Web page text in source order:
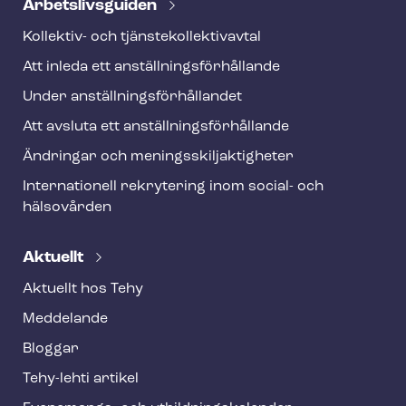
Ar­bets­livs­gui­den
Kollektiv- och tjäns­te­kol­lek­tivav­tal
Att inleda ett an­ställ­nings­för­hål­lan­de
Under an­ställ­nings­för­hål­lan­det
Att avsluta ett an­ställ­nings­för­hål­lan­de
Ändringar och me­nings­skilj­ak­tig­he­ter
Internationell rekrytering inom social- och
hälsovården
Aktuellt
Aktuellt hos Tehy
Meddelande
Bloggar
Tehy-lehti artikel